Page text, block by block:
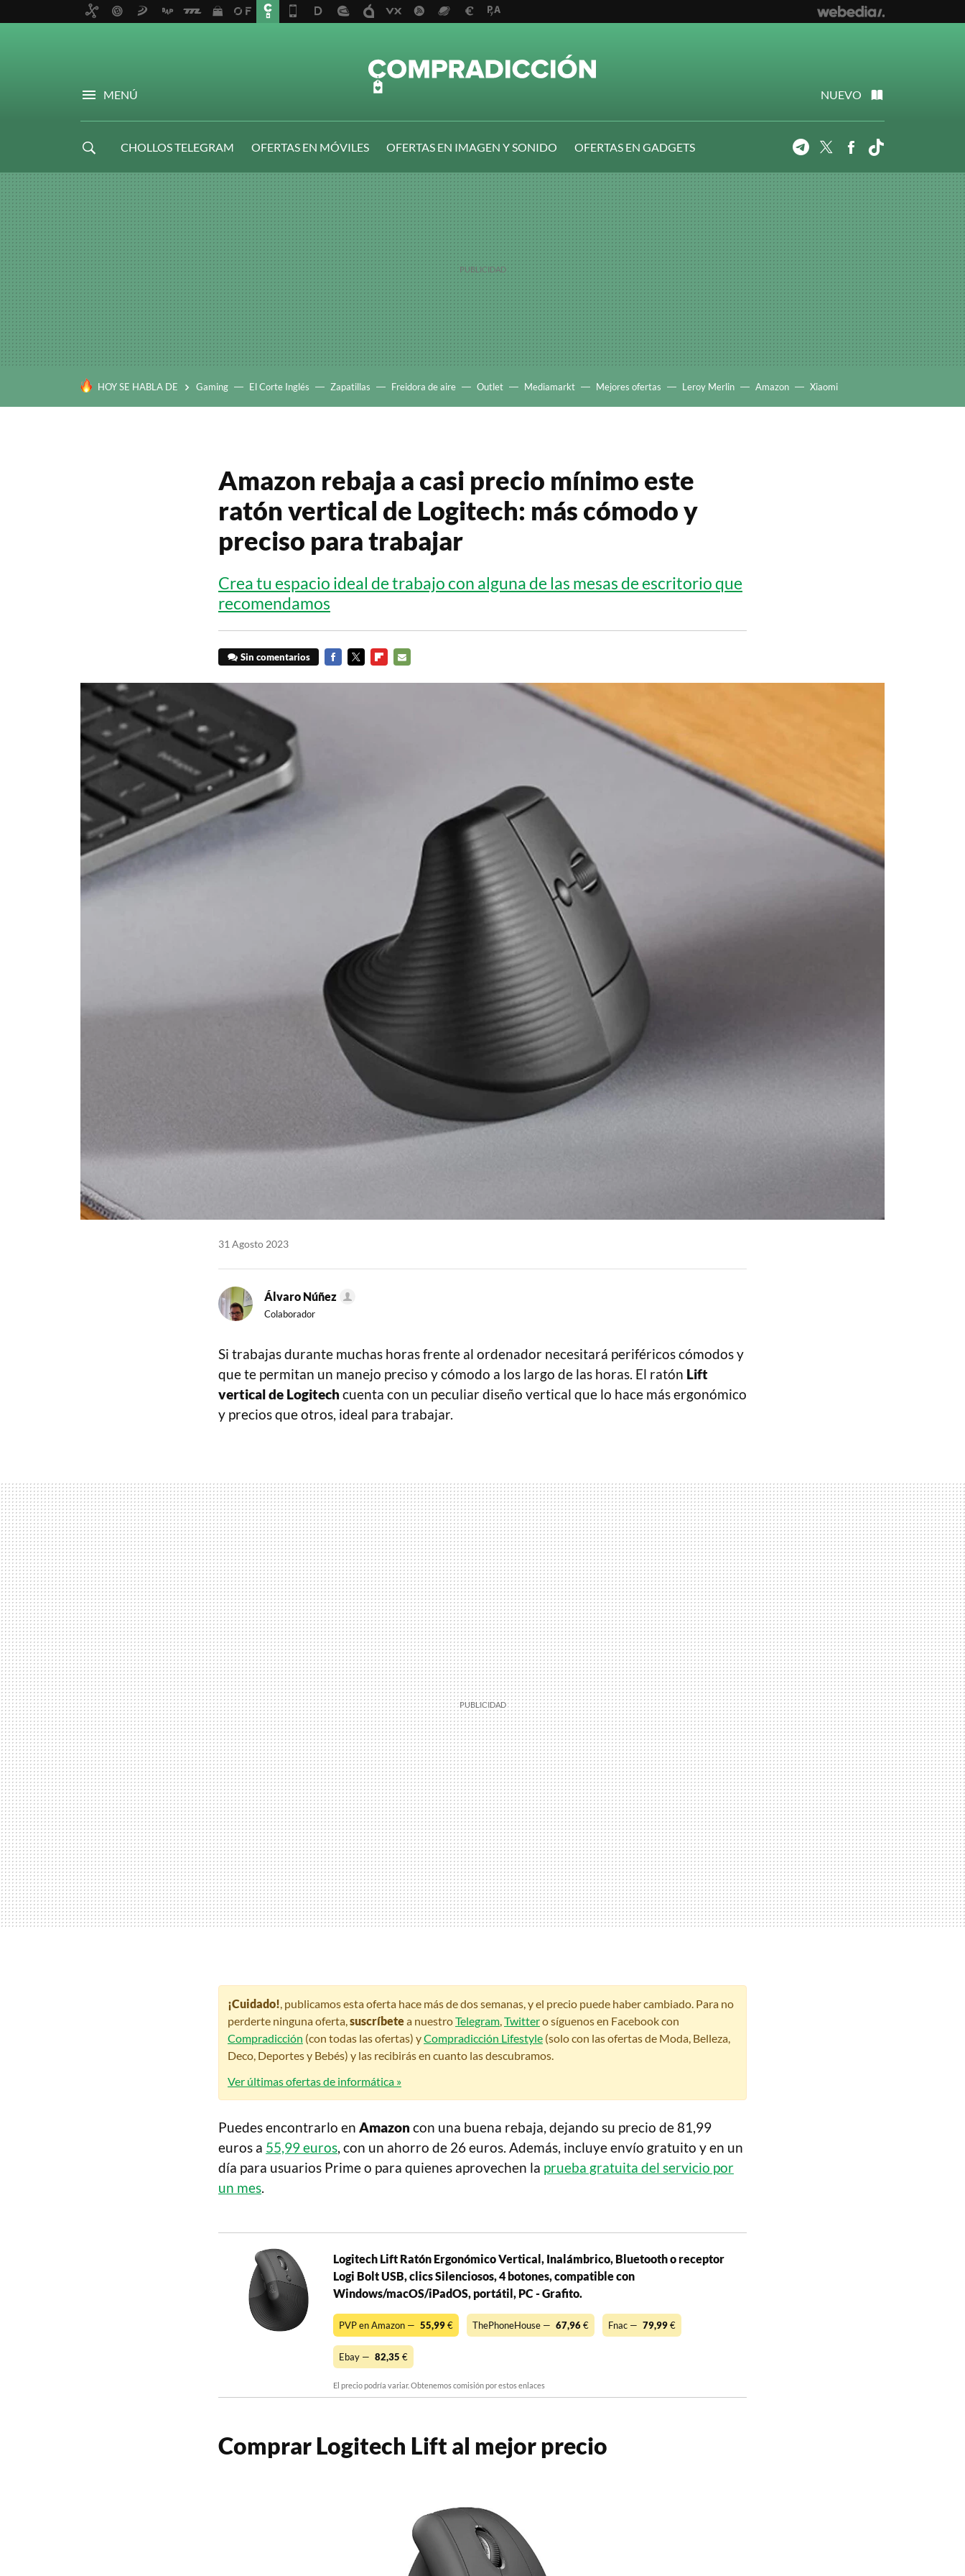
MENÚ NUEVO
CHOLLOS TELEGRAM OFERTAS EN MÓVILES OFERTAS EN IMAGEN Y SONIDO
OFERTAS EN GADGETS
TelegramTwitterFacebook
HOY SE HABLA DE Gaming El Corte Inglés Zapatillas Freidora de aire Outlet Mediamarkt Mejores ofertas Leroy Merlin Amazon Xiaomi
Amazon rebaja a casi precio mínimo este
ratón vertical de Logitech: más cómodo y
preciso para trabajar
Crea tu espacio ideal de trabajo con alguna de las mesas de escritorio que
recomendamos
Sin comentarios
31 Agosto 2023
Álvaro Núñez
Colaborador
Si trabajas durante muchas horas frente al ordenador necesitará periféricos cómodos y
que te permitan un manejo preciso y cómodo a los largo de las horas. El ratón Lift
vertical de Logitech cuenta con un peculiar diseño vertical que lo hace más ergonómico
y precios que otros, ideal para trabajar.
¡Cuidado! , publicamos esta oferta hace más de dos semanas, y el precio puede haber cambiado. Para no
perderte ninguna oferta, suscríbetea nuestroTelegram Twittero síguenos en Facebook con
Compradicción (con todas las ofertas) yCompradicción Lifestyle (solo con las ofertas de Moda, Belleza,
Deco, Deportes y Bebés) y las recibirás en cuanto las descubramos.
Ver últimas ofertas de informática »
Puedes encontrarlo en Amazon con una buena rebaja, dejando su precio de 81,99
euros a 55,99 euros, con un ahorro de 26 euros. Además, incluye envío gratuito y en un
día para usuarios Prime o para quienes aprovechen la prueba gratuita del servicio por
un mes.
Logitech Lift Ratón Ergonómico Vertical, Inalámbrico, Bluetooth o receptor
Logi Bolt USB, clics Silenciosos, 4 botones, compatible con
Windows/macOS/iPadOS, portátil, PC - Grafito.
PVP en Amazon — 55,99€ ThePhoneHouse — 67,96€ Fnac — 79,99€
Ebay — 82,35 €
El precio podría variar. Obtenemos comisión por estos enlaces
Comprar Logitech Lift al mejor precio